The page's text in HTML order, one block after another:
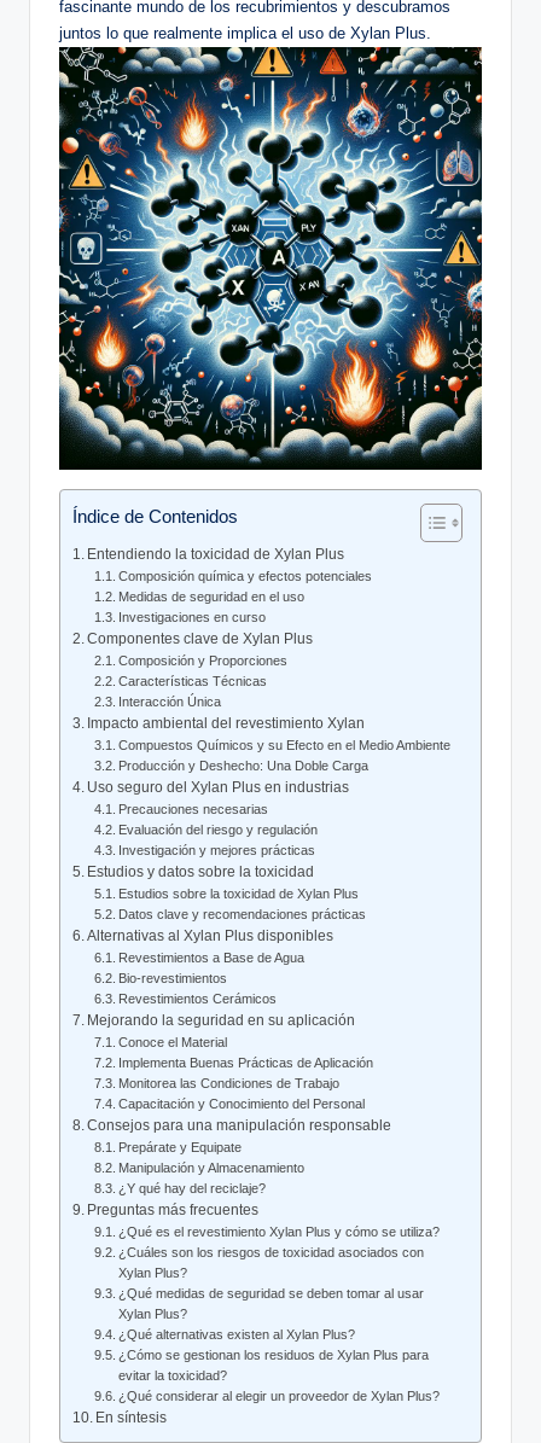
fascinante‍ mundo de ‍los recubrimientos y descubramos
juntos lo‍ que realmente implica el uso de Xylan Plus.
Índice de Contenidos
Entendiendo la toxicidad de Xylan Plus
Composición química‍ y⁣ efectos potenciales
Medidas de seguridad en ​el​ uso
Investigaciones‍ en curso
Componentes clave de Xylan⁤ Plus
Composición y ⁢Proporciones
Características Técnicas
Interacción Única
Impacto ⁣ambiental del ⁤revestimiento Xylan
Compuestos Químicos ⁣y su ‌Efecto en ⁣el⁢ Medio⁢ Ambiente
Producción y Deshecho: Una⁤ Doble⁤ Carga
Uso seguro del‍ Xylan Plus ⁢en industrias
Precauciones⁢ necesarias
Evaluación del⁣ riesgo y regulación
Investigación y mejores⁣ prácticas
Estudios y datos sobre la‌ toxicidad
Estudios sobre la toxicidad​ de Xylan⁢ Plus
Datos clave ⁣y recomendaciones prácticas
Alternativas al Xylan⁤ Plus disponibles
Revestimientos‌ a Base de Agua
Bio-revestimientos
Revestimientos ​Cerámicos
Mejorando la seguridad en‌ su aplicación
Conoce el ⁢Material
Implementa Buenas Prácticas de⁣ Aplicación
Monitorea ​las Condiciones de Trabajo
Capacitación y Conocimiento del Personal
Consejos ‍para una manipulación responsable
Prepárate y‌ Equipate
Manipulación y Almacenamiento
¿Y qué hay​ del ‌reciclaje?
Preguntas más frecuentes
¿Qué es el revestimiento Xylan ⁢Plus y cómo se utiliza?
¿Cuáles son⁤ los riesgos de toxicidad asociados‌ con
Xylan Plus?
¿Qué medidas de seguridad se deben⁣ tomar al usar
Xylan Plus?
¿Qué⁣ alternativas existen​ al Xylan Plus?
¿Cómo se gestionan los residuos de⁢ Xylan ⁣Plus para‌
evitar la toxicidad?
¿Qué considerar al elegir un proveedor⁤ de Xylan Plus?
En síntesis